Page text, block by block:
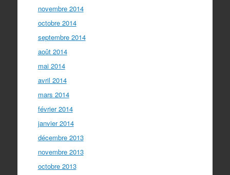
novembre 2014
octobre 2014
septembre 2014
août 2014
mai 2014
avril 2014
mars 2014
février 2014
janvier 2014
décembre 2013
novembre 2013
octobre 2013